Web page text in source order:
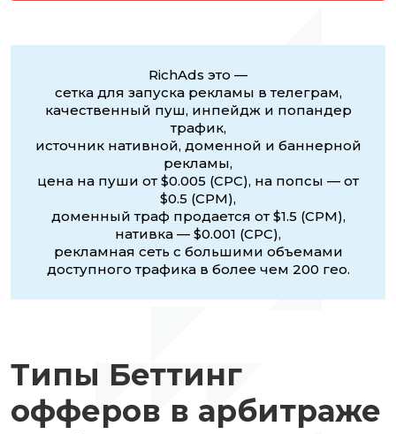
RichAds это —
сетка для запуска рекламы в телеграм,
качественный пуш, инпейдж и попандер
трафик,
источник нативной, доменной и баннерной
рекламы,
цена на пуши от $0.005 (CPC), на попсы — от
$0.5 (CPM),
доменный траф продается от $1.5 (CPM),
нативка — $0.001 (CPC),
рекламная сеть с большими объемами
доступного трафика в более чем 200 гео.
Типы Беттинг
офферов в арбитраже